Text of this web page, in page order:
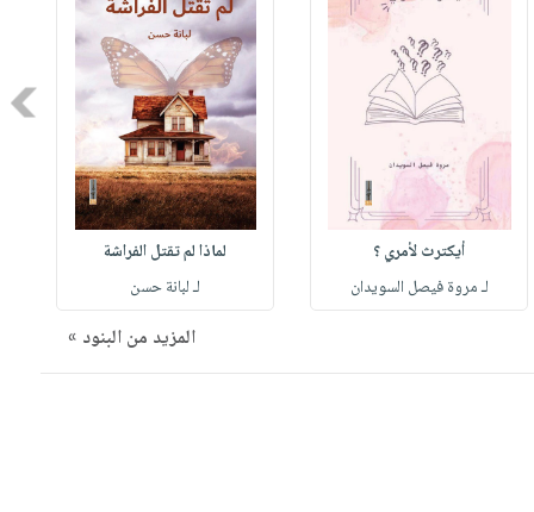
أيكترث لأمري ؟
لـ مروة فيصل السويدان
لماذا لم تقتل الفراشة
لـ لبانة حسن
المزيد من البنود »